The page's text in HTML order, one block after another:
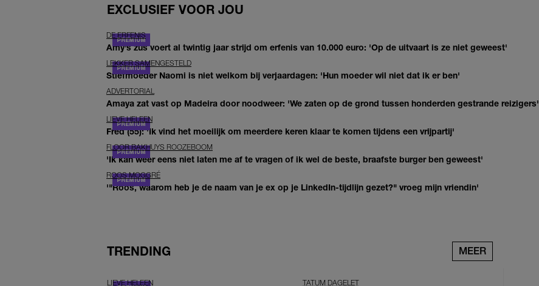
EXCLUSIEF VOOR JOU
DE ERFENIS
Amy’s zus voert al twintig jaar strijd om erfenis van 10.000 euro: 'Op de uitvaart is ze niet geweest'
LEKKER SAMENGESTELD
Stiefmoeder Naomi is niet welkom bij verjaardagen: 'Hun moeder wil niet dat ik er ben'
ADVERTORIAL
Amaya zat vast op Madeira door noodweer: 'We zaten op de grond tussen honderden gestrande reizigers'
LIEVE HELEEN
Fred (55): 'Ik vind het moeilijk om meerdere keren klaar te komen tijdens een vrijpartij'
FLOOR BAKHUYS ROOZEBOOM
'Ik kan weer eens niet laten me af te vragen of ik wel de beste, braafste burger ben geweest'
ROOS MOGGRÉ
'"Roos, waarom heb je de naam van je ex op je LinkedIn-tijdlijn gezet?" vroeg mijn vriendin'
TRENDING MEER
LIEVE HELEEN TATUM DAGELET